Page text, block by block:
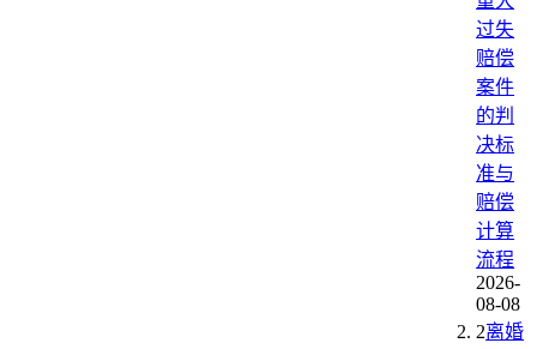
过失
赔偿
案件
的判
决标
准与
赔偿
计算
流程
2026-
08-08
2离婚